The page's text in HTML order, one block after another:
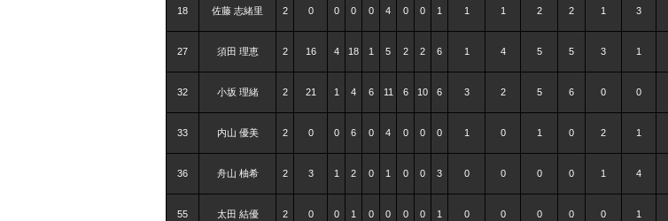
18 佐藤 志緒里 2 0 0 0 0 4 0 0 1 1 1 2 2 1 3
27 須田 理恵 2 16 4 18 1 5 2 2 6 1 4 5 5 3 1
32 小坂 理緒 2 21 1 4 6 11 6 10 6 3 2 5 6 0 0
33 内山 優美 2 0 0 6 0 4 0 0 0 1 0 1 0 2 1
36 舟山 柚希 2 3 1 2 0 1 0 0 3 0 0 0 0 1 4
55 太田 結優 2 0 0 1 0 0 0 0 1 0 0 0 0 0 1